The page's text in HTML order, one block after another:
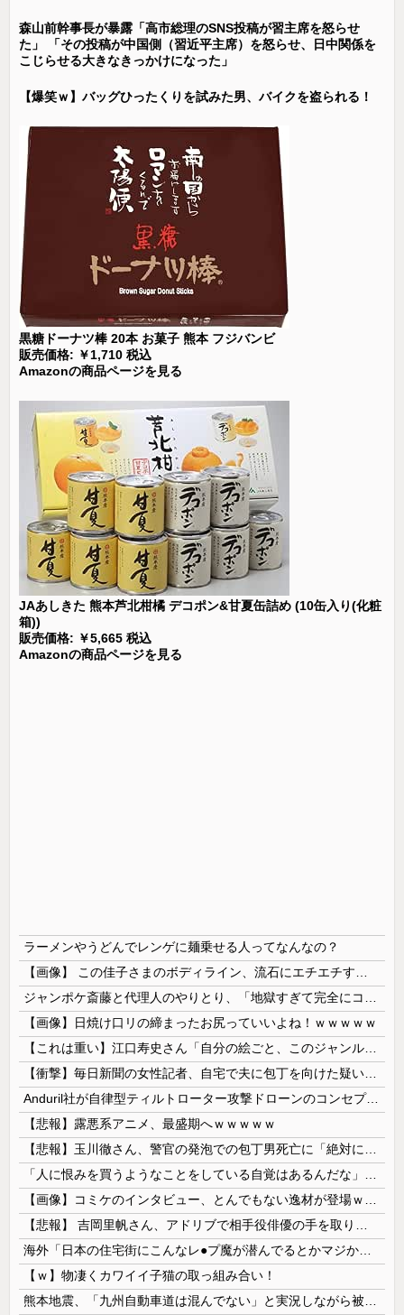
森山前幹事長が暴露「高市総理のSNS投稿が習主席を怒らせ
た」 「その投稿が中国側（習近平主席）を怒らせ、日中関係を
こじらせる大きなきっかけになった」
【爆笑ｗ】バッグひったくりを試みた男、バイクを盗られる！
黒糖ドーナツ棒 20本 お菓子 熊本 フジバンビ
販売価格: ￥1,710 税込
Amazonの商品ページを見る
JAあしきた 熊本芦北柑橘 デコポン&甘夏缶詰め (10缶入り(化粧
箱))
販売価格: ￥5,665 税込
Amazonの商品ページを見る
ラーメンやうどんでレンゲに麺乗せる人ってなんなの？
【画像】日焼け口リの締まったお尻っていいよね！ｗｗｗｗｗ
Anduril社が自律型ティルトローター攻撃ドローンのコンセプトで衝撃を与える！
【悲報】露悪系アニメ、最盛期へｗｗｗｗｗ
【ｗ】物凄くカワイイ子猫の取っ組み合い！